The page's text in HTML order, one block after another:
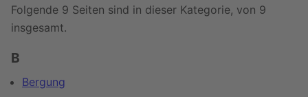
Folgende 9 Seiten sind in dieser Kategorie, von 9
insgesamt.
B
Bergung